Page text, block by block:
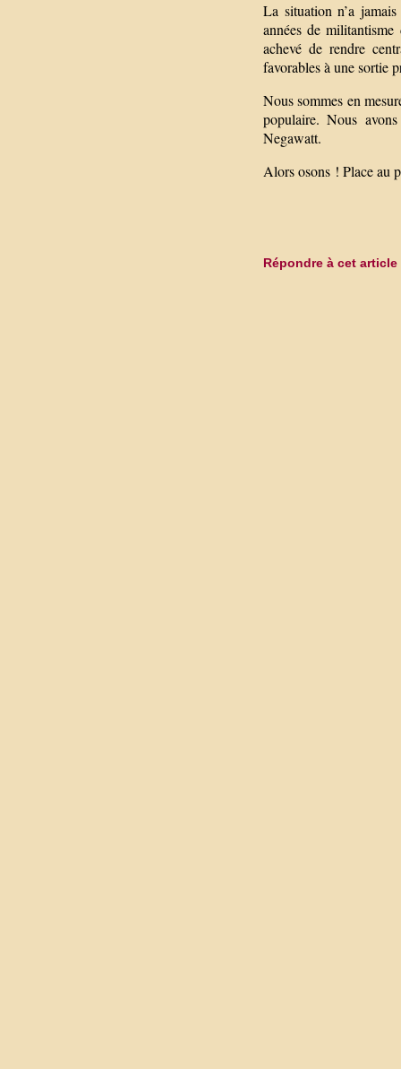
La situation n’a
années de
achevé de rendre
favorables à une sortie
Nous sommes en
populaire. Nous
Negawatt.
Alors osons ! Place au
Répondre à cet article